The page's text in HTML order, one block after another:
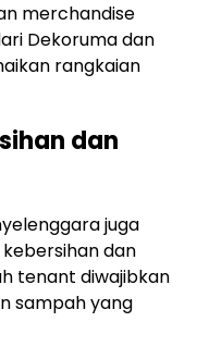
merchandise
Dekorumadan
rangkaian
dan
juga
kebersihandan
tenant diwajibkan
sampahyang